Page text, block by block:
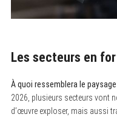
Les secteurs en
À quoi ressemblera le
2026, plusieurs secteurs vont
d’œuvre exploser, mais aussi